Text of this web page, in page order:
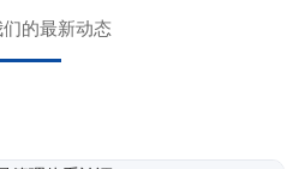
的最新动态